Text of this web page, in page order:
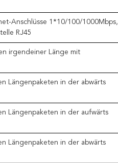
Anschlüsse 1*10/100/1000Mbps,
RJ45
irgendeiner Länge mit
Längenpaketen in der abwärts
Längenpaketen in der aufwärts
Längenpaketen in der abwärts